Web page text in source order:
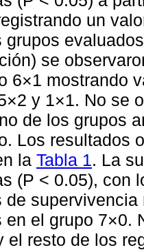
un
grupos
se
6×1 mostrando
y 1×1. No se
de los grupos
Los resultados
la Tabla 1. La
(P < 0.05), con
de
en el grupo 7×0.
el resto de los